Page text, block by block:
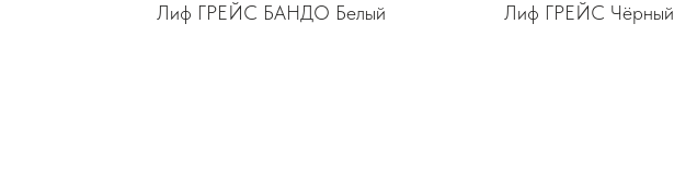
Лиф ГРЕЙС БАНДО Белый Лиф ГРЕЙС Чёрный